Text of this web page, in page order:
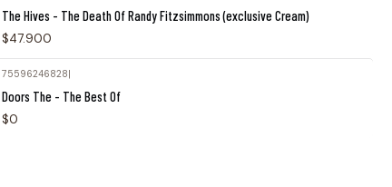
The Hives - The Death Of Randy Fitzsimmons (exclusive Cream)
$47.900
75596246828
Doors The - The Best Of
$0